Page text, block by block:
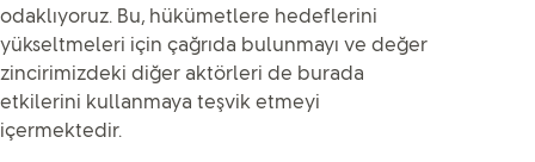
odaklıyoruz. Bu, hükümetlere hedeflerini
yükseltmeleri için çağrıda bulunmayı ve değer
zincirimizdeki diğer aktörleri de burada
etkilerini kullanmaya teşvik etmeyi
içermektedir.